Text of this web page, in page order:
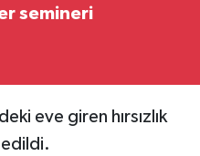
semineri
eve giren hırsızlık